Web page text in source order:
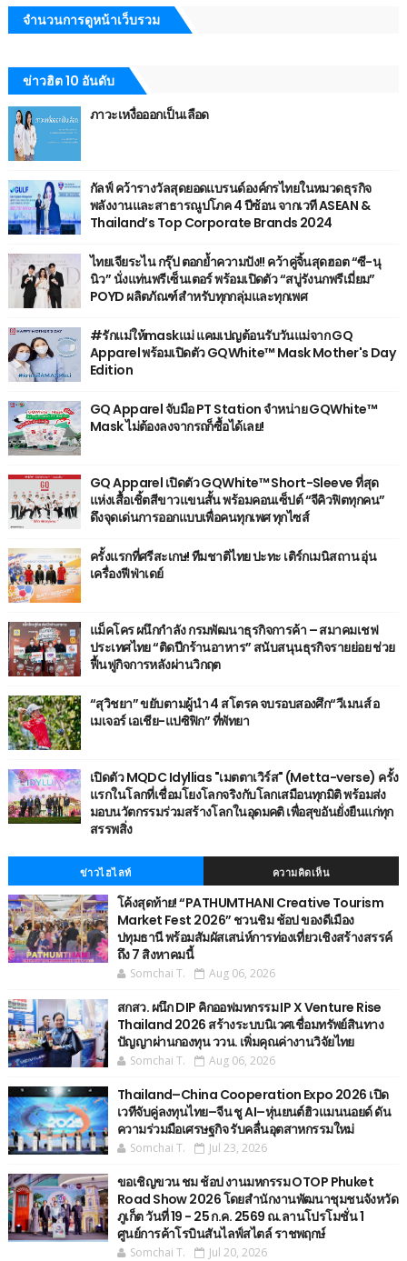
จำนวนการดูหน้าเว็บรวม
ข่าวฮิต 10 อันดับ
ภาวะเหงื่อออกเป็นเลือด
กัลฟ์ คว้ารางวัลสุดยอดแบรนด์องค์กรไทยในหมวดธุรกิจ
พลังงานและสาธารณูปโภค 4 ปีซ้อน จากเวที ASEAN &
Thailand’s Top Corporate Brands 2024
ไทยเจียระไน กรุ๊ป ตอกย้ำความปัง!! คว้าคู่จิ้นสุดฮอต “ซี-นุ
นิว” นั่งแท่นพรีเซ็นเตอร์ พร้อมเปิดตัว “สบู่รังนกพรีเมี่ยม”
POYD ผลิตภัณฑ์สำหรับทุกกลุ่มและทุกเพศ
#รักแม่ให้maskแม่ แคมเปญต้อนรับวันแม่จาก GQ
Apparel พร้อมเปิดตัว GQWhite™ Mask Mother's Day
Edition
GQ Apparel จับมือ PT Station จำหน่าย GQWhite™
Mask ไม่ต้องลงจากรถก็ซื้อได้เลย!
GQ Apparel เปิดตัว GQWhite™ Short-Sleeve ที่สุด
แห่งเสื้อเชิ้ตสีขาวแขนสั้น พร้อมคอนเซ็ปต์ “จีคิวฟิตทุกคน”
ดึงจุดเด่นการออกแบบเพื่อคนทุกเพศ ทุกไซส์
ครั้งแรกที่ศรีสะเกษ! ทีมชาติไทย ปะทะ เติร์กเมนิสถาน อุ่น
เครื่องฟีฟ่าเดย์
แม็คโคร ผนึกกำลัง กรมพัฒนาธุรกิจการค้า – สมาคมเชฟ
ประเทศไทย “ติดปีกร้านอาหาร” สนับสนุนธุรกิจรายย่อย ช่วย
ฟื้นฟูกิจการหลังผ่านวิกฤต
“สุวิชยา” ขยับตามผู้นำ 4 สโตรค จบรอบสองศึก“วีเมนส์ อ
เมเจอร์ เอเชีย-แปซิฟิก” ที่พัทยา
เปิดตัว MQDC Idyllias "เมตตาเวิร์ส" (Metta-verse) ครั้ง
แรกในโลกที่เชื่อมโยงโลกจริงกับโลกเสมือนทุกมิติ พร้อมส่ง
มอบนวัตกรรมร่วมสร้างโลกในอุดมคติ เพื่อสุขอันยั่งยืนแก่ทุก
สรรพสิ่ง
ข่าวไฮไลท์ ความคิดเห็น
โค้งสุดท้าย! “PATHUMTHANI Creative Tourism
Market Fest 2026” ชวนชิม ช้อป ของดีเมือง
ปทุมธานี พร้อมสัมผัสเสน่ห์การท่องเที่ยวเชิงสร้างสรรค์
ถึง 7 สิงหาคมนี้
Somchai T. Aug 06, 2026
สกสว. ผนึก DIP คิกออฟมหกรรม IP X Venture Rise
Thailand 2026 สร้างระบบนิเวศเชื่อมทรัพย์สินทาง
ปัญญาผ่านกองทุน ววน. เพิ่มคุณค่างานวิจัยไทย
Somchai T. Aug 06, 2026
Thailand–China Cooperation Expo 2026 เปิด
เวทีจับคู่ลงทุนไทย–จีน ชู AI–หุ่นยนต์ฮิวแมนนอยด์ ดัน
ความร่วมมือเศรษฐกิจ รับคลื่นอุตสาหกรรมใหม่
Somchai T. Jul 23, 2026
ขอเชิญขวน ชม ช้อป งานมหกรรม OTOP Phuket
Road Show 2026 โดยสำนักงานพัฒนาชุมชนจังหวัด
ภูเก็ต วันที่ 19 - 25 ก.ค. 2569 ณ.ลานโปรโมชั่น 1
ศูนย์การค้าโรบินสันไลฟ์สไตล์ ราชพฤกษ์
Somchai T. Jul 20, 2026